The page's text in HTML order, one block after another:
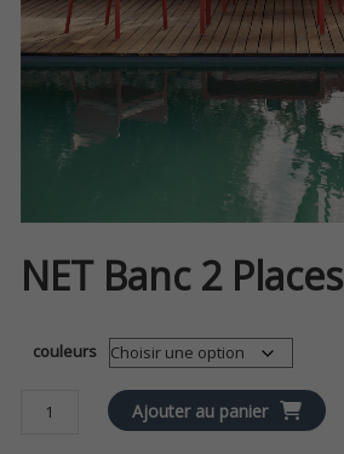
NET Banc 2 Places
couleurs
Ajouter au panier